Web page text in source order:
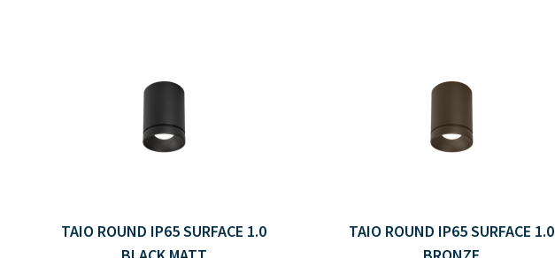
TAIO ROUND IP65 SURFACE 1.0
TAIO ROUND IP65 SURFACE 1.0